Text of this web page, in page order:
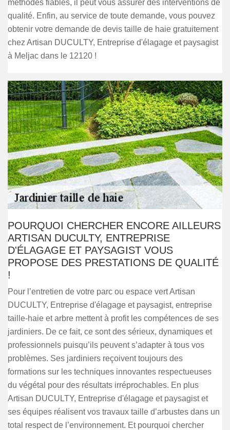
méthodes fiables, il peut vous assurer des interventions de
qualité. Enfin, au service de toute demande, vous pouvez
obtenir votre demande de devis taille de haie gratuitement
chez Artisan DUCULTY, Entreprise d'élagage et paysagist
à Meljac dans le 12120 !
POURQUOI CHERCHER ENCORE AILLEURS
ARTISAN DUCULTY, ENTREPRISE
D'ÉLAGAGE ET PAYSAGIST VOUS
PROPOSE DES PRESTATIONS DE QUALITÉ
!
Pour l’entretien de votre parc ou espace vert Artisan
DUCULTY, Entreprise d'élagage et paysagist, entreprise
taille-haie et arbre mettent à profit les compétences de ses
jardiniers. De ce fait, ce sont des sérieux, dynamiques et
professionnels puisqu’ils peuvent s’adapter à tous vos
problèmes. Ses jardiniers reçoivent toujours des
formations sur les techniques innovantes respectueuses
du végétal pour des résultats irréprochables. En plus
Artisan DUCULTY, Entreprise d'élagage et paysagist et
ses équipes réalisent vos travaux taille d’arbustes dans un
total respect de l’environnement. Et pourquoi chercher